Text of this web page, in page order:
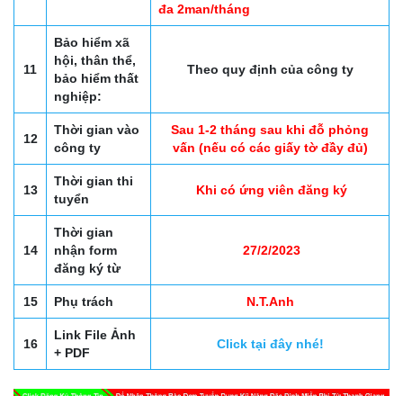
đa 2man/tháng
11
Bảo hiểm xã
hội, thân thể,
bảo hiểm thất
nghiệp:
Theo quy định của công ty
12
Thời gian vào
công ty
Sau 1-2 tháng sau khi đỗ phỏng
vấn (nếu có các giấy tờ đầy đủ)
13
Thời gian thi
tuyển
Khi có ứng viên đăng ký
14
Thời gian
nhận form
đăng ký từ
27/2/2023
15 Phụ trách N.T.Anh
16
Link File Ảnh
+ PDF
Click tại đây nhé!